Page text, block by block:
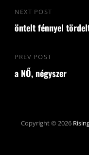
Bejegyzés
navigáció
Previous
Post
PREV POST
a NŐ, négyszer
Next
Post
NEXT POST
öntelt fénnyel
Copyright © 2026